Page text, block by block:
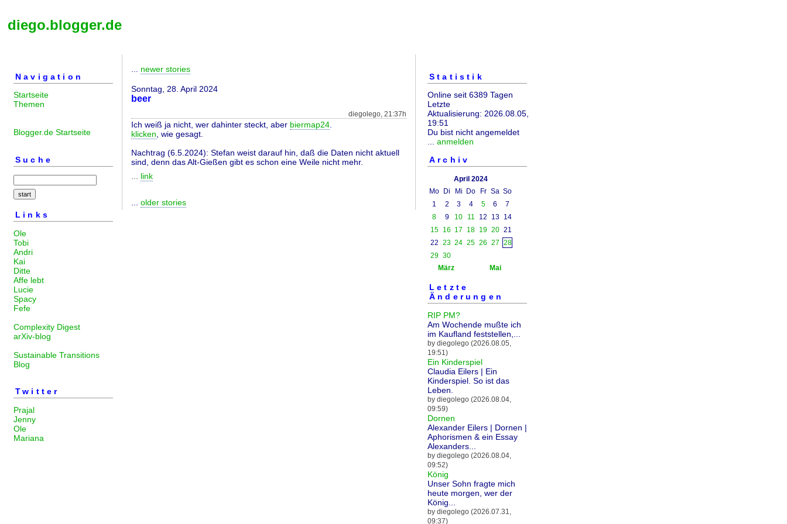
diego.blogger.de
Navigation
Startseite
Themen
Blogger.de Startseite
Suche
Links
Ole
Tobi
Andri
Kai
Ditte
Affe lebt
Lucie
Spacy
Fefe
Complexity Digest
arXiv-blog
Sustainable Transitions
Blog
Twitter
Prajal
Jenny
Ole
Mariana
newer stories
Sonntag, 28. April 2024
beer
diegolego, 21:37h
Ich weiß ja nicht, wer dahinter steckt, aber biermap24
klicken , wie gesagt.
Nachtrag (6.5.2024): Stefan weist darauf hin, daß die Daten nicht aktuell
sind, denn das Alt-Gießen gibt es schon eine Weile nicht mehr.
link
older stories
Statistik
Online seit 6389 Tagen
Letzte
Aktualisierung: 2026.08.05,
19:51
Du bist nicht angemeldet
... anmelden
Archiv
April 2024
Mo
Di Mi Do Fr Sa So
1
2 3 4 5 6
7
8
9 10 11 12 13
14
15
16 17 18 19 20 21
22 23 24 25 26 27 28
29 30
März
Mai
Letzte
Änderungen
RIP PM?
Am Wochende mußte ich
im Kaufland feststellen,...
by diegolego (2026.08.05,
19:51)
Ein Kinderspiel
Claudia Eilers | Ein
Kinderspiel. So ist das
Leben.
by diegolego (2026.08.04,
09:59)
Dornen
Alexander Eilers | Dornen |
Aphorismen & ein Essay
Alexanders...
by diegolego (2026.08.04,
09:52)
König
Unser Sohn fragte mich
heute morgen, wer der
König...
by diegolego (2026.07.31,
09:37)